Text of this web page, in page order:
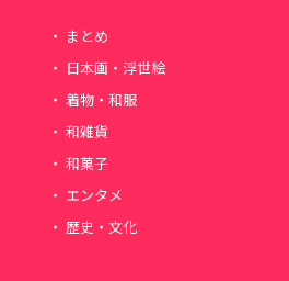
まとめ
日本画・浮世絵
着物・和服
和雑貨
和菓子
エンタメ
歴史・文化